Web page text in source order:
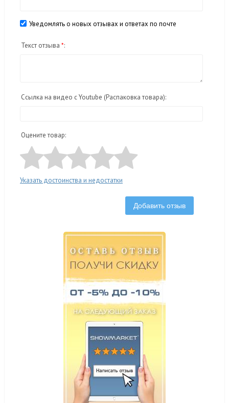
Уведомлять о новых отзывах и ответах по почте
Текст отзыва *:
Ссылка на видео с Youtube (Распаковка товара):
Оцените товар:
Указать достоинства и недостатки
Добавить отзыв